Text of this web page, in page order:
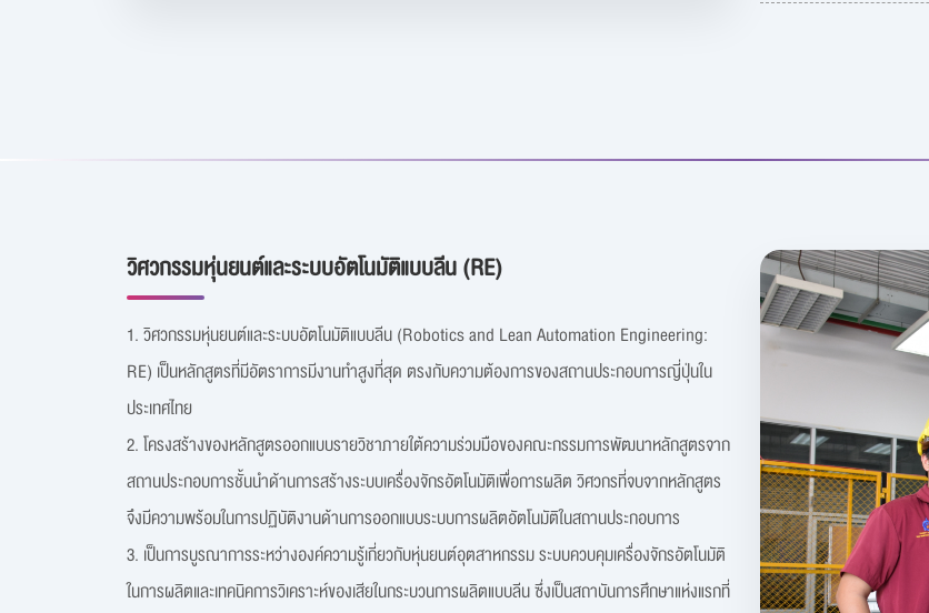
วิศวกรรมหุ่นยนต์และระบบอัตโนมัติแบบลีน (RE)
1. วิศวกรรมหุ่นยนต์และระบบอัตโนมัติแบบลีน (Robotics and Lean Automation Engineering:
RE) เป็นหลักสูตรที่มีอัตราการมีงานทำสูงที่สุด ตรงกับความต้องการของสถานประกอบการญี่ปุ่นใน
ประเทศไทย
2. โครงสร้างของหลักสูตรออกแบบรายวิชาภายใต้ความร่วมมือของคณะกรรมการพัฒนาหลักสูตรจาก
สถานประกอบการชั้นนำด้านการสร้างระบบเครื่องจักรอัตโนมัติเพื่อการผลิต วิศวกรที่จบจากหลักสูตร
จึงมีความพร้อมในการปฏิบัติงานด้านการออกแบบระบบการผลิตอัตโนมัติในสถานประกอบการ
3. เป็นการบูรณาการระหว่างองค์ความรู้เกี่ยวกับหุ่นยนต์อุตสาหกรรม ระบบควบคุมเครื่องจักรอัตโนมัติ
ในการผลิตและเทคนิคการวิเคราะห์ของเสียในกระบวนการผลิตแบบลีน ซึ่งเป็นสถาบันการศึกษาแห่งแรกที่